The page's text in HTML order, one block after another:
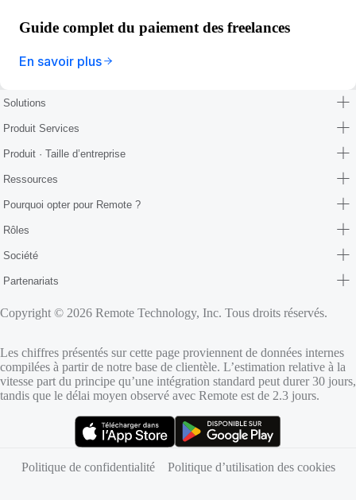
Guide complet du paiement des freelances
En savoir plus
Solutions
Produit Services
Produit · Taille d’entreprise
Ressources
Pourquoi opter pour Remote ?
Rôles
Société
Partenariats
Copyright © 2026 Remote Technology, Inc. Tous droits réservés.
Les chiffres présentés sur cette page proviennent de données internes
compilées à partir de notre base de clientèle. L’estimation relative à la
vitesse part du principe qu’une intégration standard peut durer 30 jours,
tandis que le délai moyen observé avec Remote est de 2.3 jours.
Politique de confidentialité
Politique d’utilisation des cookies